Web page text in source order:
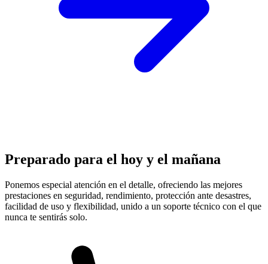
Preparado para el hoy y el mañana
Ponemos especial atención en el detalle, ofreciendo las mejores
prestaciones en seguridad, rendimiento, protección ante desastres,
facilidad de uso y flexibilidad, unido a un soporte técnico con el que
nunca te sentirás solo.